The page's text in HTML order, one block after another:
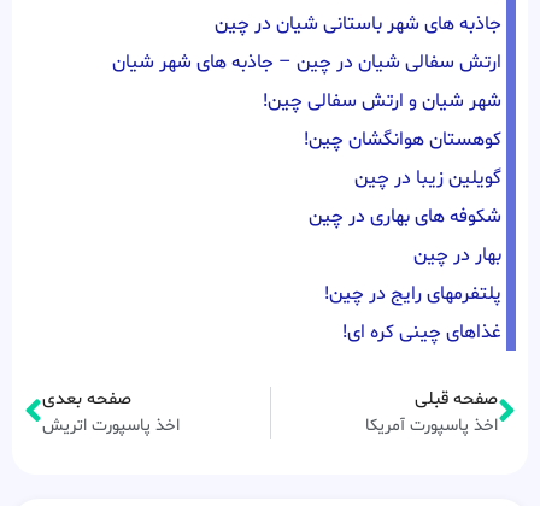
جاذبه های شهر باستانی شیان در چین
ارتش سفالی شیان در چین – جاذبه های شهر شیان
شهر شیان و ارتش سفالی چین!
کوهستان هوانگشان چین!
گویلین زیبا در چین
شکوفه های بهاری در چین
بهار در چین
پلتفرمهای رایج در چین!
غذاهای چینی کره ای!
صفحه قبلی
اخذ پاسپورت آمریکا
صفحه بعدی
اخذ پاسپورت اتریش